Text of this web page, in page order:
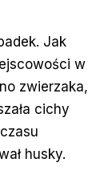
Jak
w
zwierzaka,
cichy
husky.